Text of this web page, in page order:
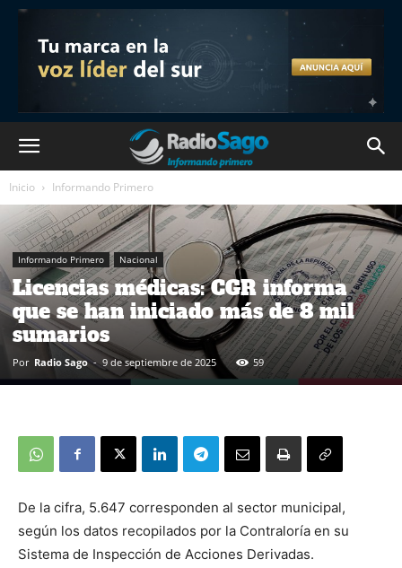
Inicio Informando Primero
Informando Primero Nacional
Licencias médicas: CGR informa
que se han iniciado más de 8 mil
sumarios
Por Radio Sago - 9 de septiembre de 2025 59
De la cifra, 5.647 corresponden al sector municipal,
según los datos recopilados por la Contraloría en su
Sistema de Inspección de Acciones Derivadas.